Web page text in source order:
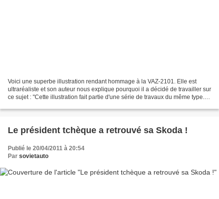
Voici une superbe illustration rendant hommage à la VAZ-2101. Elle est
ultraréaliste et son auteur nous explique pourquoi il a décidé de travailler sur
ce sujet : "Cette illustration fait partie d'une série de travaux du même type.
Le président tchèque a retrouvé sa Skoda !
Publié le 20/04/2011 à 20:54
Par sovietauto